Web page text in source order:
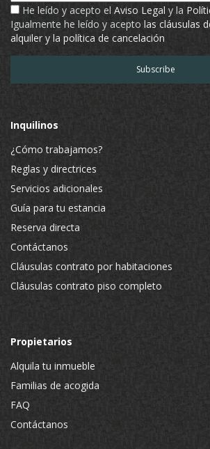
He leído y acepto el Aviso Legal y la
Igualmente he leído y acepto las cláusulas
alquiler y la política de cancelación
Inquilinos
¿Cómo trabajamos?
Reglas y directrices
Servicios adicionales
Guía para tu estancia
Reserva directa
Contáctanos
Cláusulas contrato por habitaciones
Cláusulas contrato piso completo
Propietarios
Alquila tu inmueble
Familias de acogida
FAQ
Contáctanos